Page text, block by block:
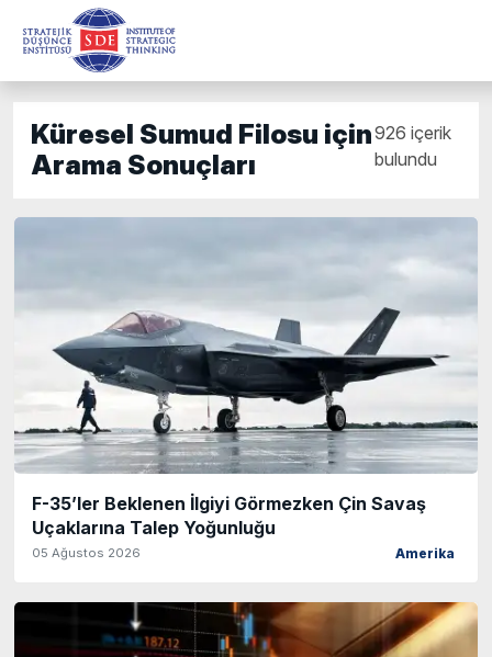
Küresel Sumud Filosu için
Arama Sonuçları
926 içerik
bulundu
F-35’ler Beklenen İlgiyi Görmezken Çin Savaş
Uçaklarına Talep Yoğunluğu
05 Ağustos 2026 Amerika